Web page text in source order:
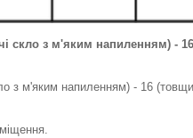
скло з м'яким напиленням) -
з м'яким напиленням) - 16